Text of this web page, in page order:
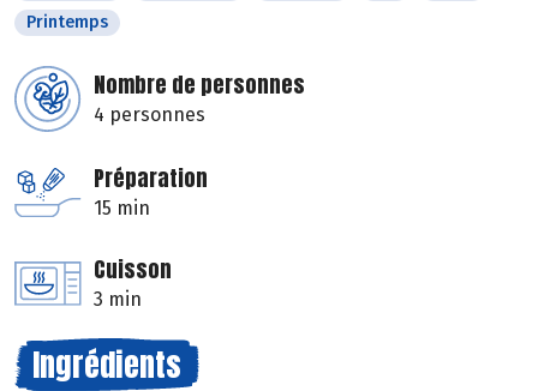
Printemps
Nombre de personnes
4 personnes
Préparation
15 min
Cuisson
3 min
Ingrédients